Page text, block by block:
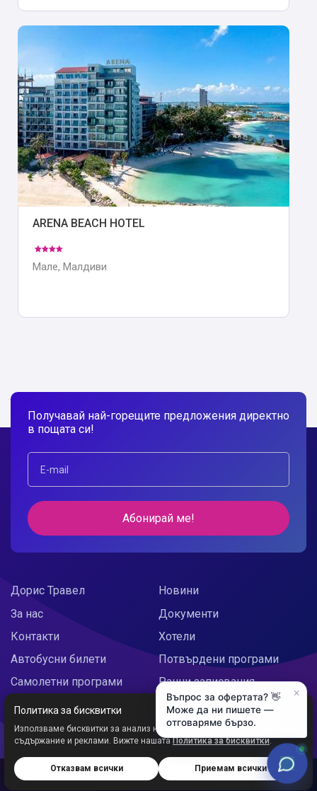
ARENA BEACH HOTEL
Мале, Малдиви
Получавай най-горещите предложения директно
в пощата си!
Абонирай ме!
Дорис Травел
За нас
Контакти
Новини
Документи
Хотели
Автобусни билети
Самолетни програми
Doris Украйна
Потвърдени програми
Ранни записвания
Празнични предложения
Уеб сайт от: Studio X
Политика за бисквитки
Използваме бисквитки за анализ на трафика и персонализирано
съдържание и реклами. Вижте нашатаПолитика за бисквитки.
Отказвам всички Приемам всички
×
Въпрос за офертата? 👋
Може да ни пишете —
отговаряме бързо.